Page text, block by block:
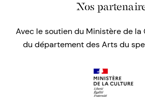
Nos
Avec le soutien du Ministère de la
du département des Arts du